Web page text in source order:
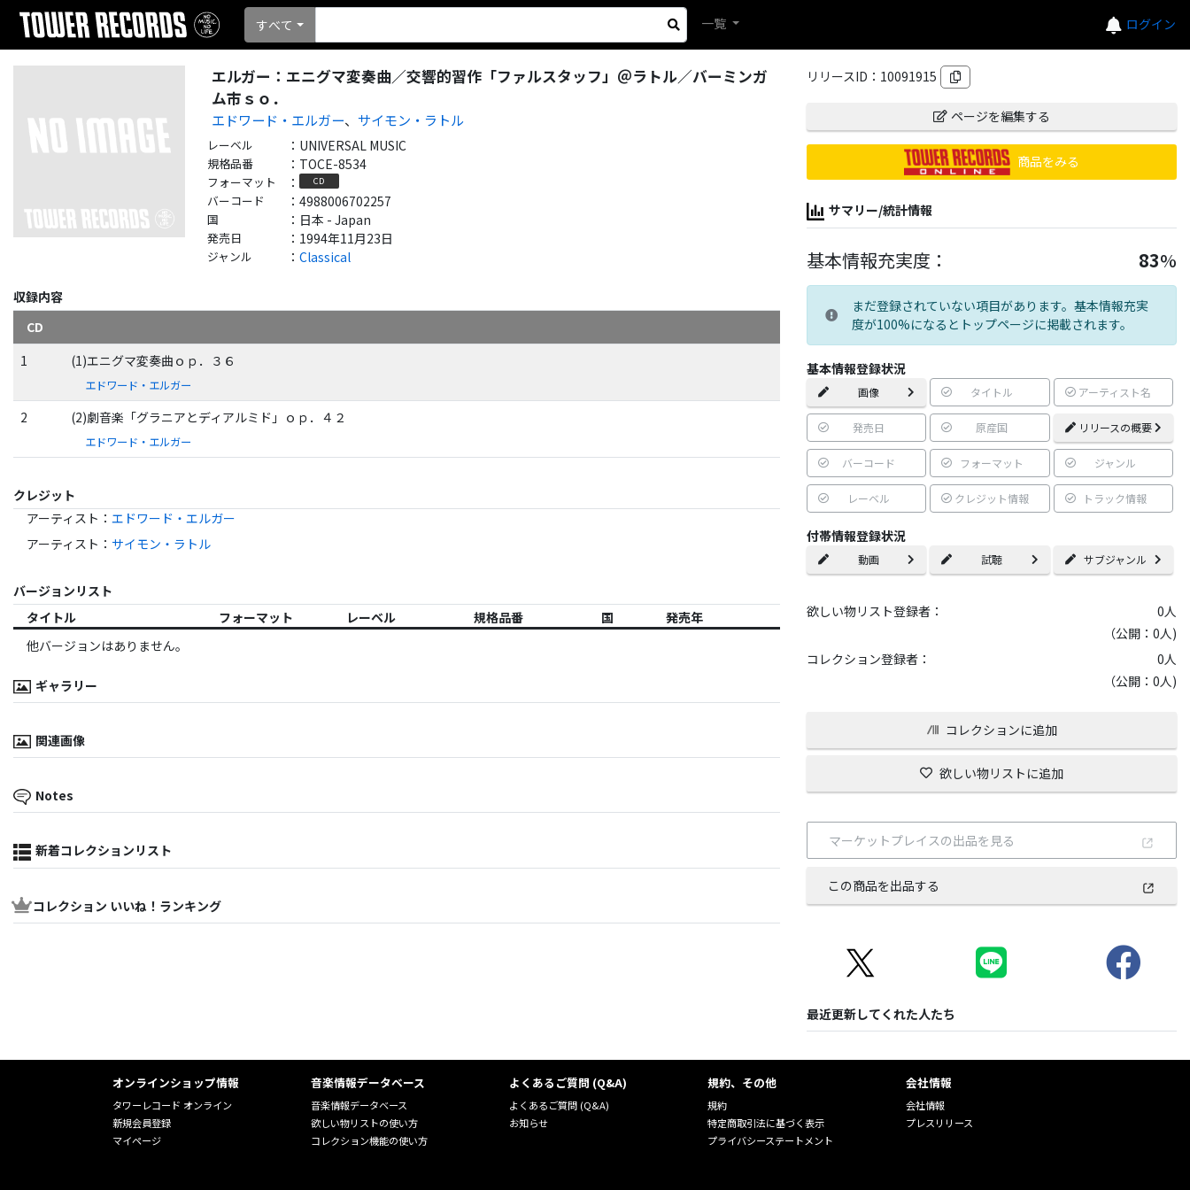
ログイン
すべて 一覧
エルガー：エニグマ変奏曲／交響的習作「ファルスタッフ」＠ラトル／バーミンガ
ム市ｓｏ．
エドワード・エルガー、 サイモン・ラトル
レーベル ： UNIVERSAL MUSIC
規格品番 ： TOCE-8534
フォーマット ： CD
バーコード ： 4988006702257
国 ： 日本 - Japan
発売日 ： 1994年11月23日
ジャンル ： Classical
収録内容
CD
1
(1)エニグマ変奏曲ｏｐ．３６
エドワード・エルガー
2 (2)劇音楽「グラニアとディアルミド」ｏｐ．４２
エドワード・エルガー
クレジット
アーティスト ： エドワード・エルガー
アーティスト ： サイモン・ラトル
バージョンリスト
タイトル
フォーマット レーベル 規格品番 国
発売年
他バージョンはありません。
ギャラリー
関連画像
Notes
新着コレクションリスト
コレクション いいね！ランキング
リリースID： 10091915
ページを編集する
商品をみる
サマリー/統計情報
基本情報充実度： 83%
まだ登録されていない項目があります。基本情報充実
度が100%になるとトップページに掲載されます。
基本情報登録状況
画像 タイトル アーティスト名
発売日 原産国 リリースの概要
バーコード フォーマット ジャンル
レーベル クレジット情報 トラック情報
付帯情報登録状況
動画 試聴 サブジャンル
欲しい物リスト登録者： 0人
（公開：0人)
コレクション登録者：
0人
（公開：0人)
コレクションに追加
欲しい物リストに追加
マーケットプレイスの出品を見る
この商品を出品する
最近更新してくれた人たち
オンラインショップ情報
タワーレコード オンライン
新規会員登録
マイページ
音楽情報データベース
音楽情報データベース
欲しい物リストの使い方
コレクション機能の使い方
よくあるご質問 (Q&A)
よくあるご質問 (Q&A)
お知らせ
規約、その他
規約
特定商取引法に基づく表示
プライバシーステートメント
会社情報
会社情報
プレスリリース